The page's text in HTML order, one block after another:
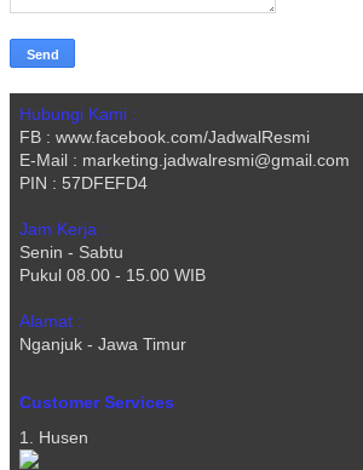
Hubungi Kami :
FB : www.facebook.com/JadwalResmi
E-Mail : marketing.jadwalresmi@gmail.com
PIN : 57DFEFD4
Jam Kerja :
Senin - Sabtu
Pukul 08.00 - 15.00 WIB
Alamat :
Nganjuk - Jawa Timur
Customer Services
1. Husen